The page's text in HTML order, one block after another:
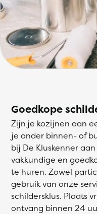
Goedkope
Zijn je kozijnen aan
je ander binnen- of
bij De Kluskenner
vakkundige en
te huren. Zowel
gebruik van onze
schildersklus. Plaats
ontvang binnen 24